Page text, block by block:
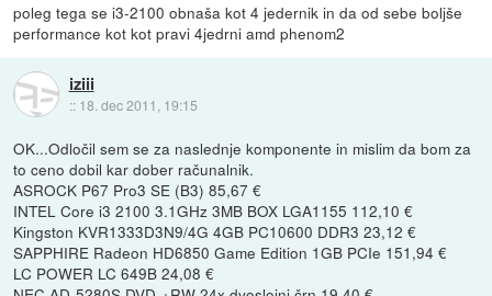
poleg tega se i3-2100 obnaša kot 4 jedernik in da od sebe boljše
performance kot kot pravi 4jedrni amd phenom2
iziii
:: 18. dec 2011, 19:15
OK...Odločil sem se za naslednje komponente in mislim da bom za
to ceno dobil kar dober računalnik.
ASROCK P67 Pro3 SE (B3) 85,67 €
INTEL Core i3 2100 3.1GHz 3MB BOX LGA1155 112,10 €
Kingston KVR1333D3N9/4G 4GB PC10600 DDR3 23,12 €
SAPPHIRE Radeon HD6850 Game Edition 1GB PCIe 151,94 €
LC POWER LC 649B 24,08 €